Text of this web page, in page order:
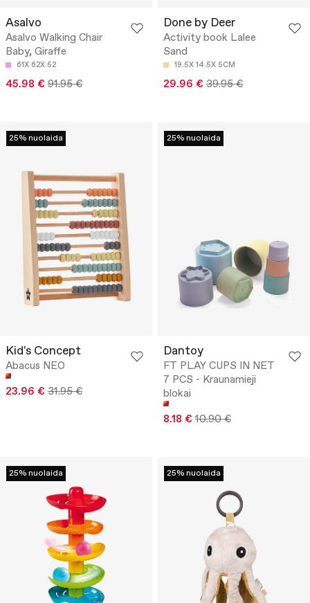
Asalvo
Asalvo Walking Chair
Baby, Giraffe
61X 62X 52
45.98 € 91.95 €
Done by Deer
Activity book Lalee
Sand
19.5X 14.5X 5CM
29.96 € 39.95 €
25% nuolaida
Kid's Concept
Abacus NEO
23.96 € 31.95 €
25% nuolaida
Dantoy
FT PLAY CUPS IN NET
7 PCS - Kraunamieji
blokai
8.18 € 10.90 €
25% nuolaida 25% nuolaida